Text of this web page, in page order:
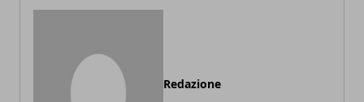
Redazione